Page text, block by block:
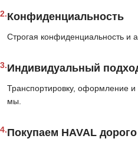
2.Конфиденциальность
Строгая конфиденциальность и
3.Индивидуальный
Транспортировку, оформление
мы.
4.Покупаем HAVAL дорого